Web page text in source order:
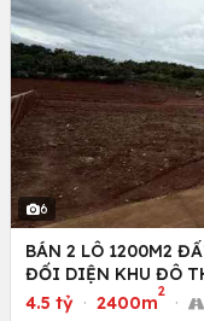
6
BÁN 2 LÔ 1200M2
ĐỐI DIỆN KHU ĐÔ
4.5 tỷ · 2400m
2
·